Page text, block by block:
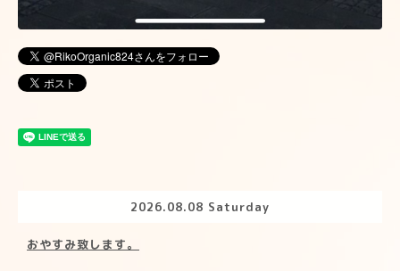
2026.08.08 Saturday
おやすみ致します。